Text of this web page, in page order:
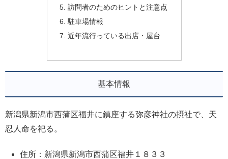
訪問者のためのヒントと注意点
駐車場情報
近年流行っている出店・屋台
基本情報
新潟県新潟市西蒲区福井に鎮座する弥彦神社の摂社で、天
忍人命を祀る。
住所：新潟県新潟市西蒲区福井１８３３